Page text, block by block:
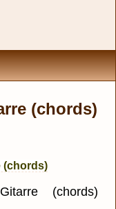
(chords)
(chords)
(chords)